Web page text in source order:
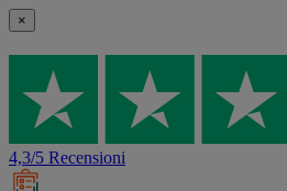
×
4,3/5 Recensioni